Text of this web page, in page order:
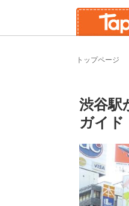
トップページ
渋谷駅
ガイド